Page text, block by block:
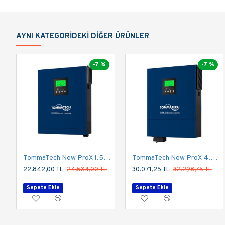
AYNI KATEGORIDEKI DIĞER ÜRÜNLER
-7 %
TommaTech New ProX 1.5K 12V Tek Faz Akıllı İnverter
22.842,00 TL 24.534,00 TL
Sepete Ekle
-7 %
TommaTech New ProX 4.2K 24V Tek Faz Akıllı İnverter
30.071,25 TL 32.298,75 TL
Sepete Ekle